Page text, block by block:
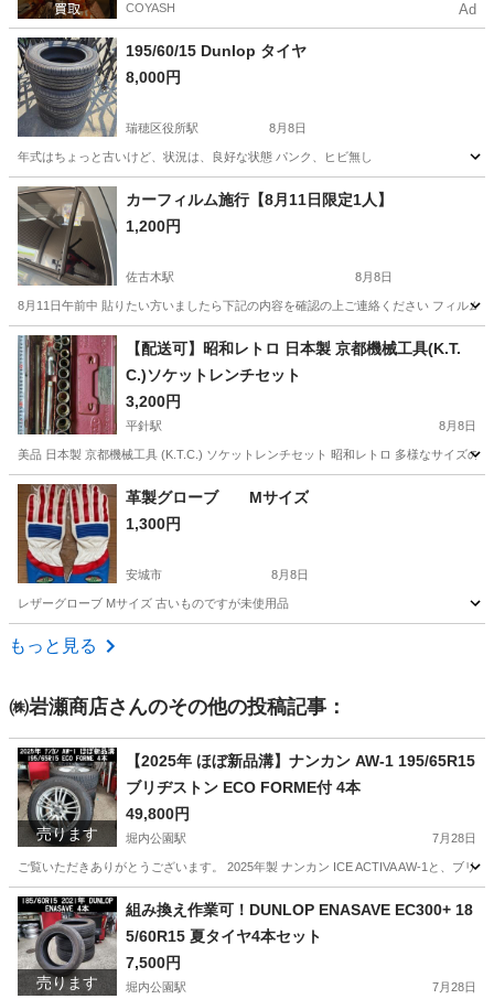
COYASH Ad
195/60/15 Dunlop タイヤ
8,000円
瑞穂区役所駅 8月8日
年式はちょっと古いけど、状況は、良好な状態 パンク、ヒビ無し
愛知 名古屋市 瑞穂区役所駅 タイヤ、ホイール Dunlop
カーフィルム施行【8月11日限定1人】
1,200円
佐古木駅 8月8日
8月11日午前中 貼りたい方いましたら下記の内容を確認の上ご連絡ください フィルム
愛知 弥富市 佐古木駅 その他 ガラス
【配送可】昭和レトロ 日本製 京都機械工具(K.T.
C.)ソケットレンチセット
3,200円
平針駅 8月8日
美品 日本製 京都機械工具 (K.T.C.) ソケットレンチセット 昭和レトロ 多様なサイズの
愛知 名古屋市 平針駅 メンテナンス用品
革製グローブ Mサイズ
1,300円
安城市 8月8日
レザーグローブ Mサイズ 古いものですが未使用品
愛知 安城市
もっと見る
㈱岩瀬商店さんのその他の投稿記事：
売ります
【2025年 ほぼ新品溝】ナンカン AW-1 195/65R15
ブリヂストン ECO FORME付 4本
49,800円
堀内公園駅 7月28日
ご覧いただきありがとうございます。 2025年製 ナンカン ICE ACTIVA AW-1と、ブ
愛知 安城市 堀内公園駅 タイヤ、ホイール
売ります
組み換え作業可！DUNLOP ENASAVE EC300+ 18
5/60R15 夏タイヤ4本セット
7,500円
堀内公園駅 7月28日